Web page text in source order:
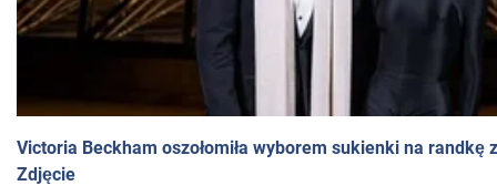
Victoria Beckham oszołomiła wyborem sukienki na randkę
Zdjęcie